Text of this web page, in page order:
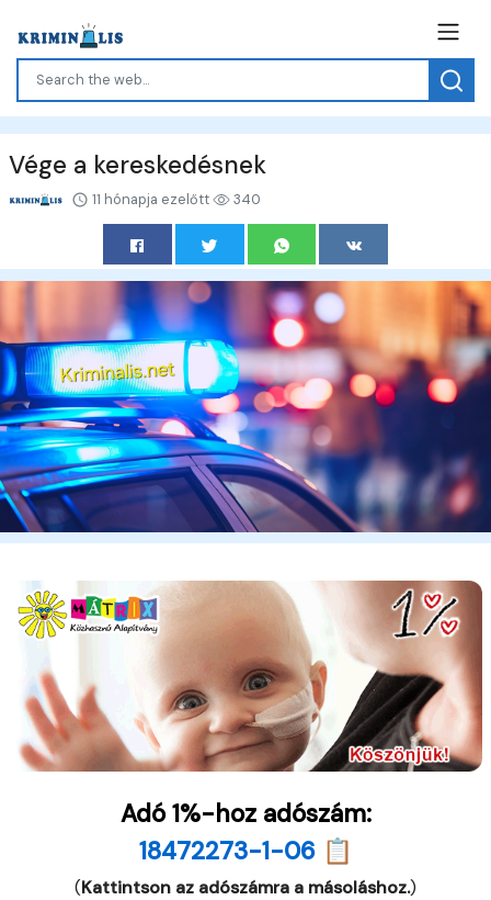
Vége a kereskedésnek
11 hónapja ezelőtt 340
Adó 1%-hoz adószám:
18472273-1-06 📋
(Kattintson az adószámra a másoláshoz.)